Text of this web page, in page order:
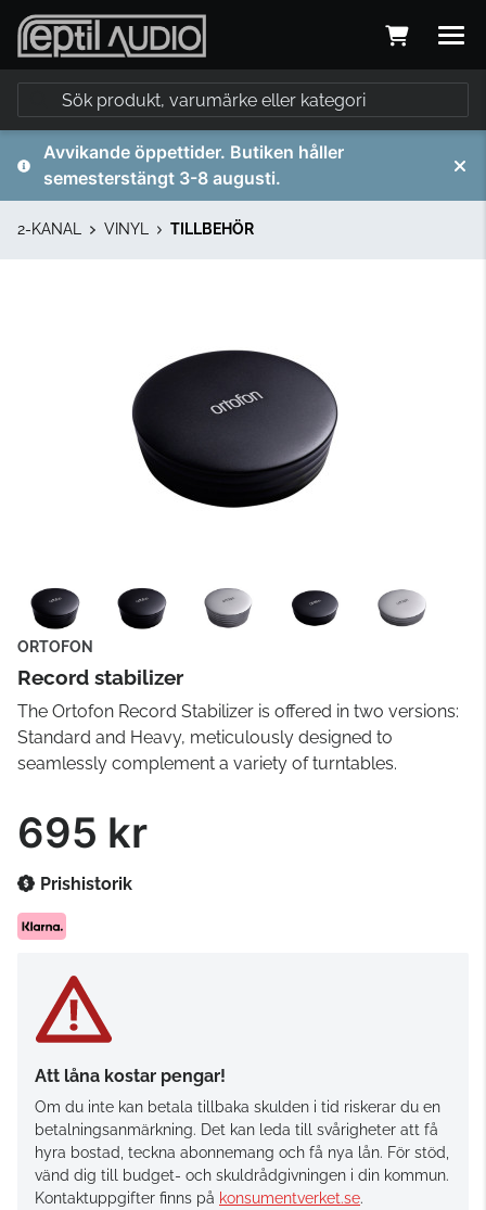
Avvikande öppettider. Butiken håller
semesterstängt 3-8 augusti.
2-KANAL VINYL TILLBEHÖR
ORTOFON
Record stabilizer
The Ortofon Record Stabilizer is offered in two versions:
Standard and Heavy, meticulously designed to
seamlessly complement a variety of turntables.
695 kr
Prishistorik
Att låna kostar pengar!
Om du inte kan betala tillbaka skulden i tid riskerar du en
betalningsanmärkning. Det kan leda till svårigheter att få
hyra bostad, teckna abonnemang och få nya lån. För stöd,
vänd dig till budget- och skuldrådgivningen i din kommun.
Kontaktuppgifter finns på konsumentverket.se.